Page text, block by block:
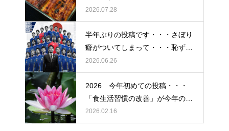
なかったですね・・・
2026.07.28
半年ぶりの投稿です・・・さぼり
癖がついてしまって・・・恥ずか
しぃ～ (〃ﾉωﾉ)
2026.06.26
2026 今年初めての投稿・・・
「食生活習慣の改善」が今年のテ
ーマです。
2026.02.16